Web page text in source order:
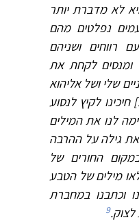
לא מדברת יותר
נפלטים מהם
ושניהם
ומנסים לקחת את
שלי ושל אליהוא
לקיץ לנסוע
לנו את המילים
גילה על ההרבה
החורים של
מילים של הטבע
וכתבנו במחברת
9